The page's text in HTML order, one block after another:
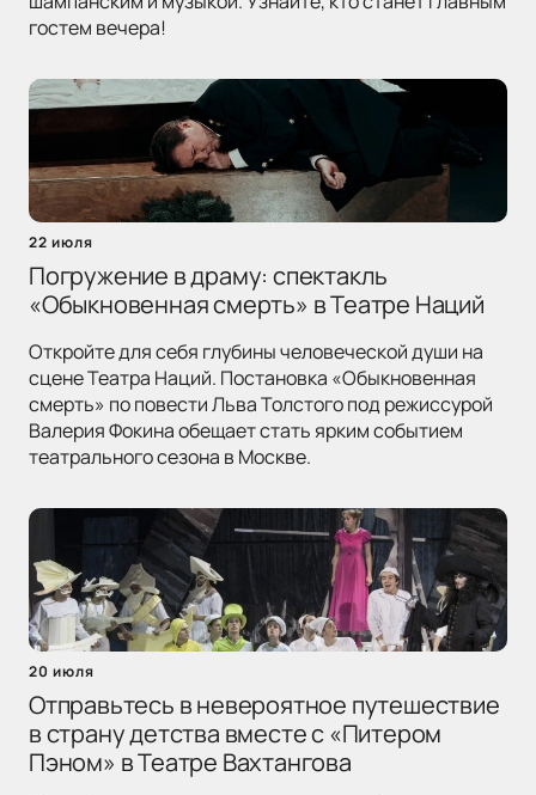
гостем вечера!
22 июля
Погружение в драму: спектакль
«Обыкновенная смерть» в Театре Наций
Откройте для себя глубины человеческой души на
сцене Театра Наций. Постановка «Обыкновенная
смерть» по повести Льва Толстого под режиссурой
Валерия Фокина обещает стать ярким событием
театрального сезона в Москве.
20 июля
Отправьтесь в невероятное путешествие
в страну детства вместе с «Питером
Пэном» в Театре Вахтангова